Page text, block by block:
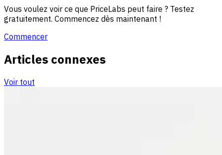
Vous voulez voir ce que PriceLabs peut faire ? Testez
gratuitement. Commencez dès maintenant !
Commencer
Articles connexes
Voir tout